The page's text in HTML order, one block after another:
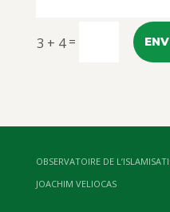
3 + 4=
OBSERVATOIRE DE
JOACHIM VELIOCAS